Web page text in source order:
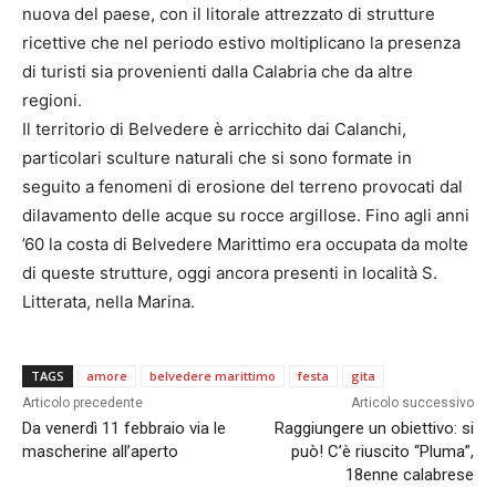
nuova del paese, con il litorale attrezzato di strutture
ricettive che nel periodo estivo moltiplicano la presenza
di turisti sia provenienti dalla Calabria che da altre
regioni.
Il territorio di Belvedere è arricchito dai Calanchi,
particolari sculture naturali che si sono formate in
seguito a fenomeni di erosione del terreno provocati dal
dilavamento delle acque su rocce argillose. Fino agli anni
’60 la costa di Belvedere Marittimo era occupata da molte
di queste strutture, oggi ancora presenti in località S.
Litterata, nella Marina.
TAGS amore belvedere marittimo festa gita
Articolo precedente
Da venerdì 11 febbraio via le
mascherine all’aperto
Articolo successivo
Raggiungere un obiettivo: si
può! C’è riuscito “Pluma”,
18enne calabrese